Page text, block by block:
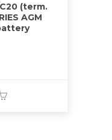
C20 (term.
AGM